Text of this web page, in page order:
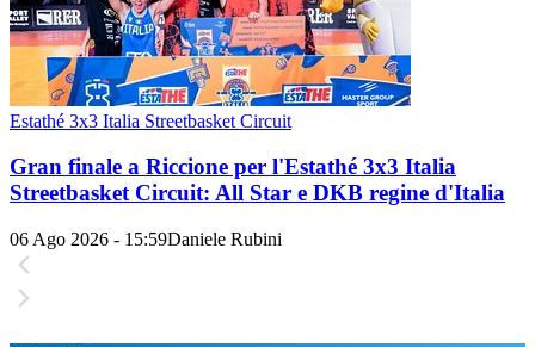
Estathé 3x3 Italia Streetbasket Circuit
Gran finale a Riccione per l'Estathé 3x3 Italia
Streetbasket Circuit: All Star e DKB regine d'Italia
06 Ago 2026 - 15:59Daniele Rubini